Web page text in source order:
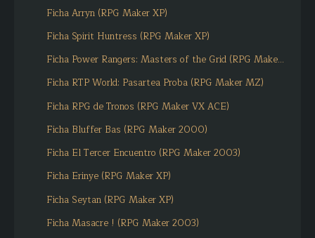
Ficha Arryn (RPG Maker XP)
Ficha Spirit Huntress (RPG Maker XP)
Ficha Power Rangers: Masters of the Grid (RPG Make...
Ficha RTP World: Pasartea Proba (RPG Maker MZ)
Ficha RPG de Tronos (RPG Maker VX ACE)
Ficha Bluffer Bas (RPG Maker 2000)
Ficha El Tercer Encuentro (RPG Maker 2003)
Ficha Erinye (RPG Maker XP)
Ficha Seytan (RPG Maker XP)
Ficha Masacre ! (RPG Maker 2003)